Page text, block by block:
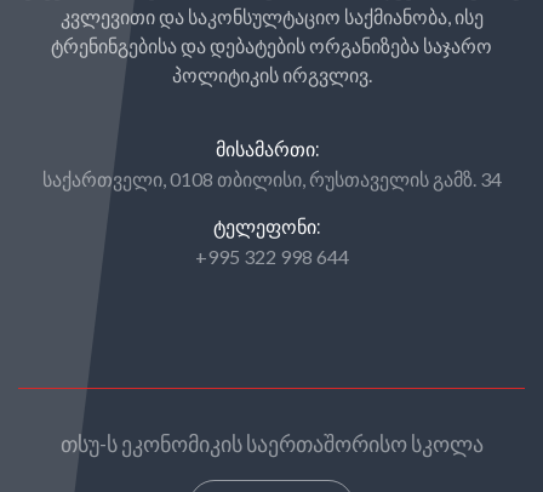
კვლევითი და საკონსულტაციო საქმიანობა, ისე
ტრენინგებისა და დებატების ორგანიზება საჯარო
პოლიტიკის ირგვლივ.
ᲛᲘᲡᲐᲛᲐᲠᲗᲘ:
საქართველი, 0108 თბილისი, რუსთაველის გამზ. 34
ᲢᲔᲚᲔᲤᲝᲜᲘ:
+995 322 998 644
თსუ-ს ეკონომიკის საერთაშორისო სკოლა